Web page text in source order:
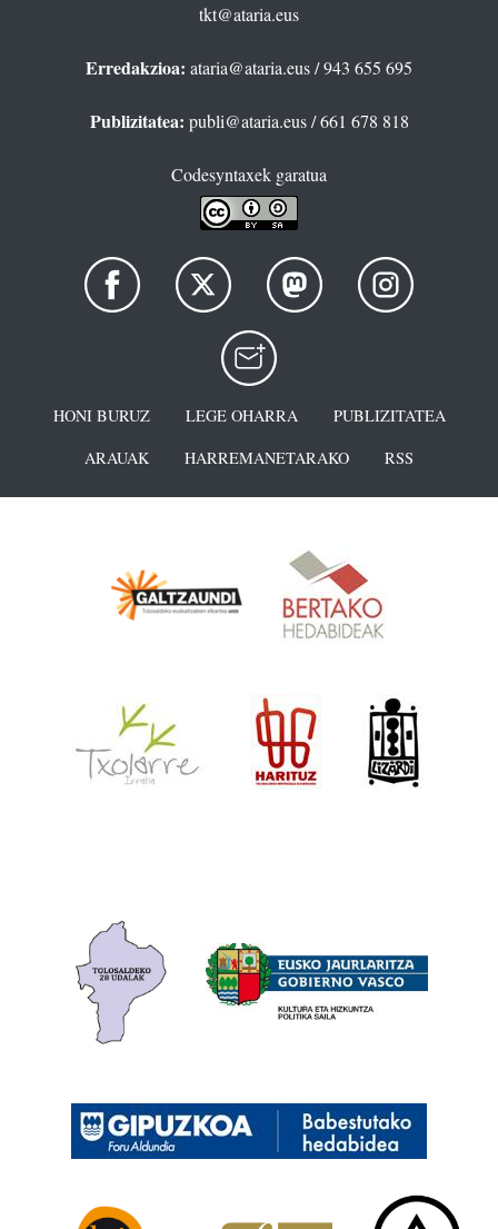
tkt@ataria.eus
Erredakzioa: ataria@ataria.eus/ 943 655 695
Publizitatea: publi@ataria.eus/ 661 678 818
Codesyntaxek garatua
HONI BURUZ LEGE OHARRA
PUBLIZITATEA
ARAUAK
HARREMANETARAKO RSS